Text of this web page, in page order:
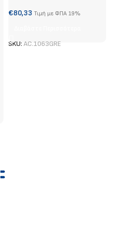
€80,33 Τιμή με ΦΠΑ 19%
SKU: AC.1063GRE